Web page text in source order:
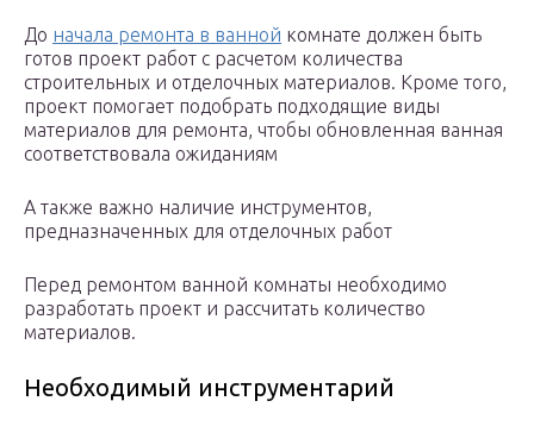
До начала ремонта в ванной комнате должен быть
готов проект работ с расчетом количества
строительных и отделочных материалов. Кроме того,
проект помогает подобрать подходящие виды
материалов для ремонта, чтобы обновленная ванная
соответствовала ожиданиям
А также важно наличие инструментов,
предназначенных для отделочных работ
Перед ремонтом ванной комнаты необходимо
разработать проект и рассчитать количество
материалов.
Необходимый инструментарий